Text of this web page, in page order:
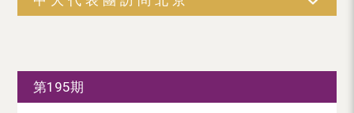
第195期